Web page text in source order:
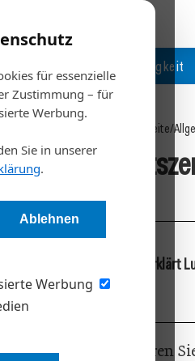
für essenzielle
Zustimmung – für
Werbung.
Sie in unserer
.
Ablehnen
Werbung
Nachhaltigkeit
Startseite/
auf Nummer Sicher gehen,
informiert! Abonnieren